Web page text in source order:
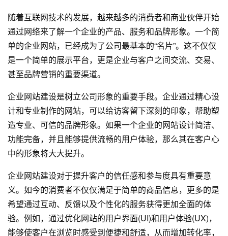
随着互联网技术的发展，越来越多的消费者和商业伙伴开始
通过网络来了解一个企业的产品、服务和品牌形象。一个简
单的企业网站，已经成为了公司最基本的“名片”。这不仅仅
是一个简单的展示平台，更是企业与客户之间交流、交易、
甚至品牌营销的重要渠道。
企业网站建设是树立公司形象的重要手段。企业通过精心设
计和专业制作的网站，可以给访客留下深刻的印象，帮助塑
造专业、可信的品牌形象。如果一个企业的网站设计简洁、
功能完备，并且能够提供流畅的用户体验，那么其在客户心
中的形象将大大提升。
企业网站建设对于提升客户的信任感和参与度具有重要意
义。如今的消费者不仅仅满足于简单的商品信息，更多的是
希望通过互动、反馈以及个性化的服务获得更加全面的体
验。例如，通过优化网站的用户界面(UI)和用户体验(UX)，
能够使客户在浏览时感受到便捷和舒适，从而增加转化率，